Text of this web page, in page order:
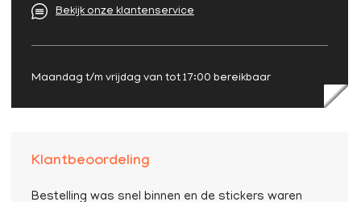
Bekijk onze klantenservice
Maandag t/m vrijdag van tot 17:00 bereikbaar
Klantbeoordeling
Bestelling was snel binnen en de stickers waren